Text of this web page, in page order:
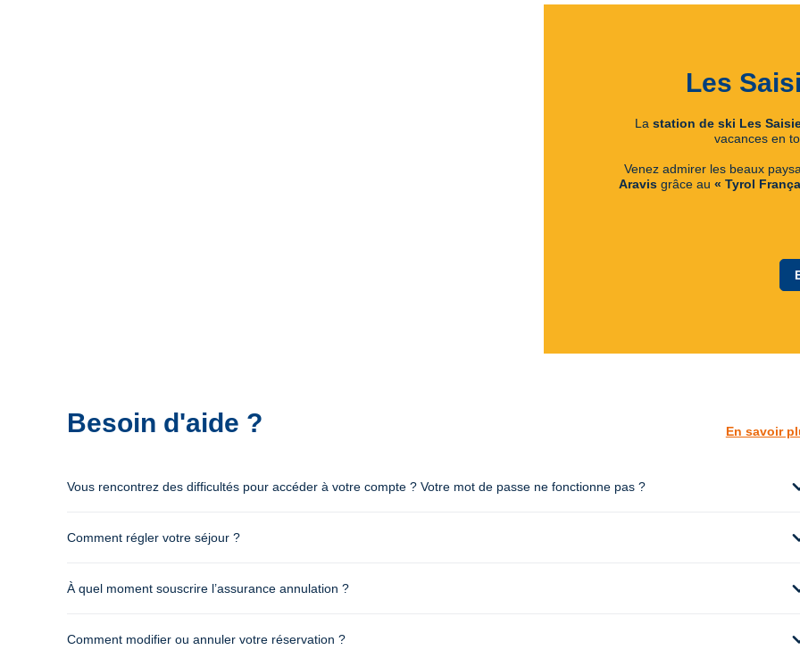
Les
La station de ski Les
vacances en
Venez admirer les beaux
Aravisgrâce au « Tyrol
Besoin d'aide ? En savoir
Vous rencontrez des difficultés pour accéder à votre compte ? Votre mot de passe ne fonctionne pas ?
Comment régler votre séjour ?
À quel moment souscrire l’assurance annulation ?
Comment modifier ou annuler votre réservation ?